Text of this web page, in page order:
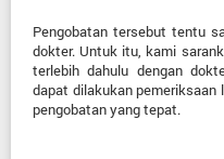
Pengobatan tersebut tentu
dokter. Untuk itu, kami
terlebih dahulu dengan
dapat dilakukan pemeriksaan
pengobatan yang tepat.